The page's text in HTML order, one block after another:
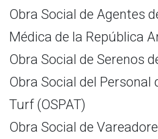
Obra Social de Agentes
Médica de la República
Obra Social de Serenos
Obra Social del Personal
Turf (OSPAT)
Obra Social de